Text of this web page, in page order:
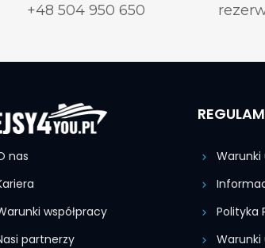
+48 504 950 650
nas
współpracy
partnerzy
Polityka